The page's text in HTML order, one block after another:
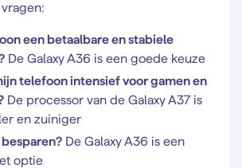
een betaalbare en stabiele
De Galaxy A36 is een goede keuze
telefoon intensief voor gamen en
De processor van de Galaxy A37 is
en zuiniger
De Galaxy A36 is een
optie